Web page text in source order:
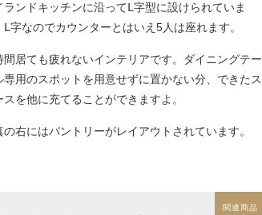
ランドキッチンに沿ってⅬ字型に設けられていま
Ⅼ字なのでカウンターとはいえ5人は座れます。
間居ても疲れないインテリアです。ダイニングテー
専用のスポットを用意せずに置かない分、できたス
スを他に充てることができますよ。
の右にはパントリーがレイアウトされています。